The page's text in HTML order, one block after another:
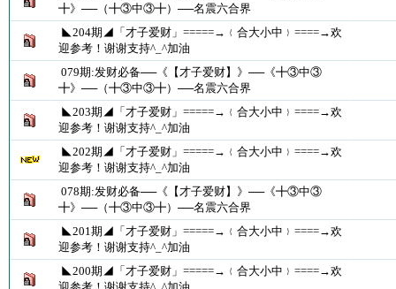
╋》──（╋③中③╋）──名震六合界
◣204期◢「才子爱财」=====→﹛合大小中﹜====→欢
迎参考！谢谢支持^_^加油
079期:发财必备──《【才子爱财】》──《╋③中③
╋》──（╋③中③╋）──名震六合界
◣203期◢「才子爱财」=====→﹛合大小中﹜====→欢
迎参考！谢谢支持^_^加油
◣202期◢「才子爱财」=====→﹛合大小中﹜====→欢
迎参考！谢谢支持^_^加油
078期:发财必备──《【才子爱财】》──《╋③中③
╋》──（╋③中③╋）──名震六合界
◣201期◢「才子爱财」=====→﹛合大小中﹜====→欢
迎参考！谢谢支持^_^加油
◣200期◢「才子爱财」=====→﹛合大小中﹜====→欢